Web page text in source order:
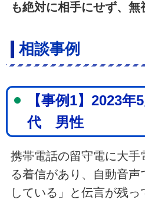
も絶対に相手にせず、無
相談事例
【事例1】2023
代 男性
携帯電話の留守電に大手
る着信があり、自動音声
している」と伝言が残っ